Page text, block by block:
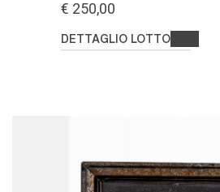
€ 250,00
DETTAGLIO LOTTO